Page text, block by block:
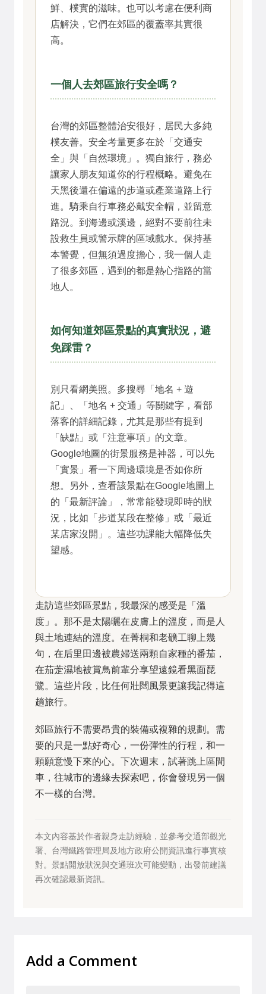
鮮、樸實的滋味。也可以考慮在便利商
店解決，它們在郊區的覆蓋率其實很
高。
一個人去郊區旅行安全嗎？
台灣的郊區整體治安很好，居民大多純
樸友善。安全考量更多在於「交通安
全」與「自然環境」。獨自旅行，務必
讓家人朋友知道你的行程概略。避免在
天黑後還在偏遠的步道或產業道路上行
進。騎乘自行車務必戴安全帽，並留意
路況。到海邊或溪邊，絕對不要前往未
設救生員或警示牌的區域戲水。保持基
本警覺，但無須過度擔心，我一個人走
了很多郊區，遇到的都是熱心指路的當
地人。
如何知道郊區景點的真實狀況，避
免踩雷？
別只看網美照。多搜尋「地名 + 遊
記」、「地名 + 交通」等關鍵字，看部
落客的詳細記錄，尤其是那些有提到
「缺點」或「注意事項」的文章。
Google地圖的街景服務是神器，可以先
「實景」看一下周邊環境是否如你所
想。另外，查看該景點在Google地圖上
的「最新評論」，常常能發現即時的狀
況，比如「步道某段在整修」或「最近
某店家沒開」。這些功課能大幅降低失
望感。
走訪這些郊區景點，我最深的感受是「溫
度」。那不是太陽曬在皮膚上的溫度，而是人
與土地連結的溫度。在菁桐和老礦工聊上幾
句，在后里田邊被農婦送兩顆自家種的番茄，
在茄萣濕地被賞鳥前輩分享望遠鏡看黑面琵
鷺。這些片段，比任何壯闊風景更讓我記得這
趟旅行。
郊區旅行不需要昂貴的裝備或複雜的規劃。需
要的只是一點好奇心，一份彈性的行程，和一
顆願意慢下來的心。下次週末，試著跳上區間
車，往城市的邊緣去探索吧，你會發現另一個
不一樣的台灣。
本文內容基於作者親身走訪經驗，並參考交通部觀光
署、台灣鐵路管理局及地方政府公開資訊進行事實核
對。景點開放狀況與交通班次可能變動，出發前建議
再次確認最新資訊。
Add a Comment